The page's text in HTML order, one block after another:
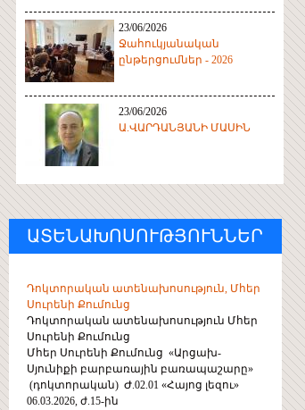
23/06/2026
Ջահուկյանական
ընթերցումներ - 2026
23/06/2026
Ա.ՎԱՐԴԱՆՅԱՆԻ ՄԱՍԻՆ
ԱՏԵՆԱԽՈՍՈՒԹՅՈՒՆՆԵՐ
Դոկտորական ատենախոսություն, Մհեր
Սուրենի Քումունց
Դոկտորական ատենախոսություն Մհեր
Սուրենի Քումունց
Մհեր Սուրենի Քումունց «Արցախ-
Սյունիքի բարբառային բառապաշարը»
(դոկտորական) Ժ.02.01 «Հայոց լեզու»
06.03.2026, ժ.15-ին